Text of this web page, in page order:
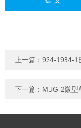
上一篇：934-1934-1
下一篇： MUG-2微型